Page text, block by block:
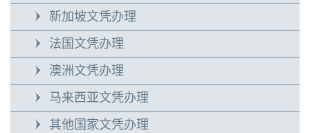
新加坡文凭办理
法国文凭办理
澳洲文凭办理
马来西亚文凭办理
其他国家文凭办理